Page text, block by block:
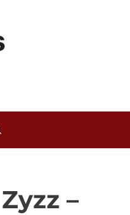
–